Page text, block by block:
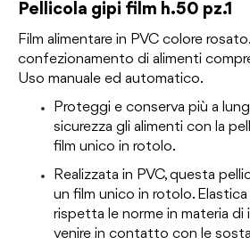
Pellicola gipi film h.50 pz.1
Film alimentare in PVC colore
confezionamento di alimenti
Uso manuale ed automatico.
Proteggi e conserva più a
sicurezza gli alimenti con la
film unico in rotolo.
Realizzata in PVC, questa
un film unico in rotolo.
rispetta le norme in materia di
venire in contatto con le